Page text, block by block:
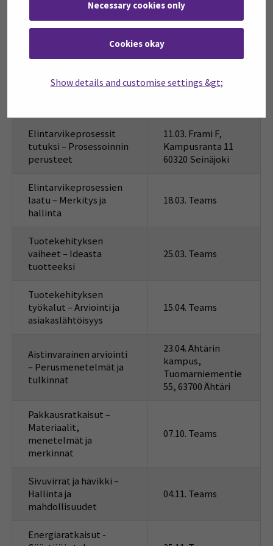
Necessary cookies only
Cookies okay
Show details and customise settings &gt;
laatujärjestelmät –
Periaatteet ja hyödyt
Tilavaatimukset
Elintarvikeprosessit
tutuksi – Prosessoinnin
perusteet
11.03. Frami F,
Kampusranta 11
60320 Seinäjoki
Elintarvikeprosessien
laatu – Merkitys ja
hallinta
18.03. Teams
Tuotekehityksen
vaiheet – Ideasta
tuotteeksi
25.03. Teams
Tuotekehityksen
työkalut – Arviointi ja
asiakaslähtöisyys
15.04. Teams
Aistinvarainen arviointi
– Perusmenetelmät ja
tulkinnat
23.04. Ähtärin
kampus,
Tuomarniementie
55, 63700 Ähtäri
Pakkausratkaisut –
Materiaalit,
menetelmät ja
merkinnät
07.10. Teams
Sivuvirrat ja hävikki –
Hallinta ja
mahdollisuudet
04.11. Teams
Energiaratkaisut -